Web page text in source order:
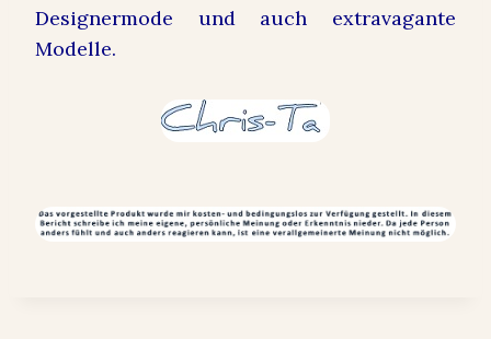
Designermode und auch extravagante
Modelle.